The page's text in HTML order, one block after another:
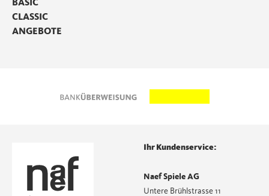
BASIC
CLASSIC
ANGEBOTE
Ihr Kundenservice:
Naef Spiele AG
Untere Brühlstrasse 11